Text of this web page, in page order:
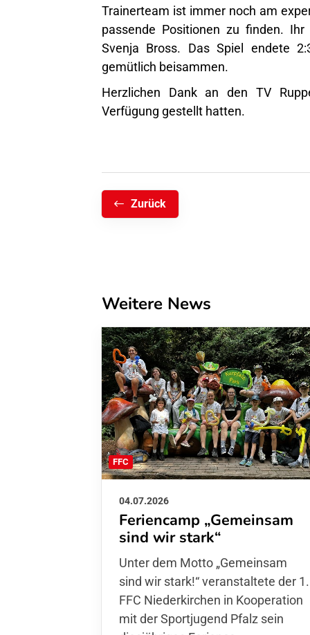
Trainerteam ist immer noch am
passende Positionen zu finden.
Svenja Bross. Das Spiel endete
gemütlich beisammen.
Herzlichen Dank an den TV
Verfügung gestellt hatten.
Zurück
Weitere News
FFC
04.07.2026
Feriencamp „Gemeinsam
sind wir stark“
Unter dem Motto „Gemeinsam sind
wir stark!“ veranstaltete der 1. FFC
Niederkirchen in Kooperation mit
der Sportjugend Pfalz sein